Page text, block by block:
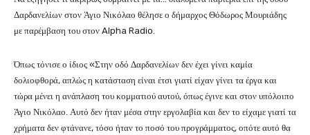
Δαρδανελίων στον Άγιο Νικόλαο θέλησε ο δήμαρχος Θόδωρος Μουριάδης
με παρέμβαση του στον Alpha Radio.
Όπως τόνισε ο ίδιος «Στην οδό Δαρδανελίων δεν έχει γίνει καμία
δολιοφθορά, απλώς η κατάσταση είναι έτσι γιατί είχαν γίνει τα έργα και
τώρα μένει η ανάπλαση του κομματιού αυτού, όπως έγινε και στον υπόλοιπο
Άγιο Νικόλαο. Αυτό δεν ήταν μέσα στην εργολαβία και δεν το είχαμε γιατί τα
χρήματα δεν φτάνανε, τόσο ήταν το ποσό του προγράμματος, οπότε αυτό θα